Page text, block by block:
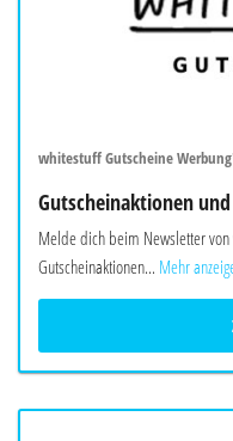
whitestuff Gutscheine
Gutscheinaktionen
Melde dich beim Newsletter
Gutscheinaktionen... Mehr